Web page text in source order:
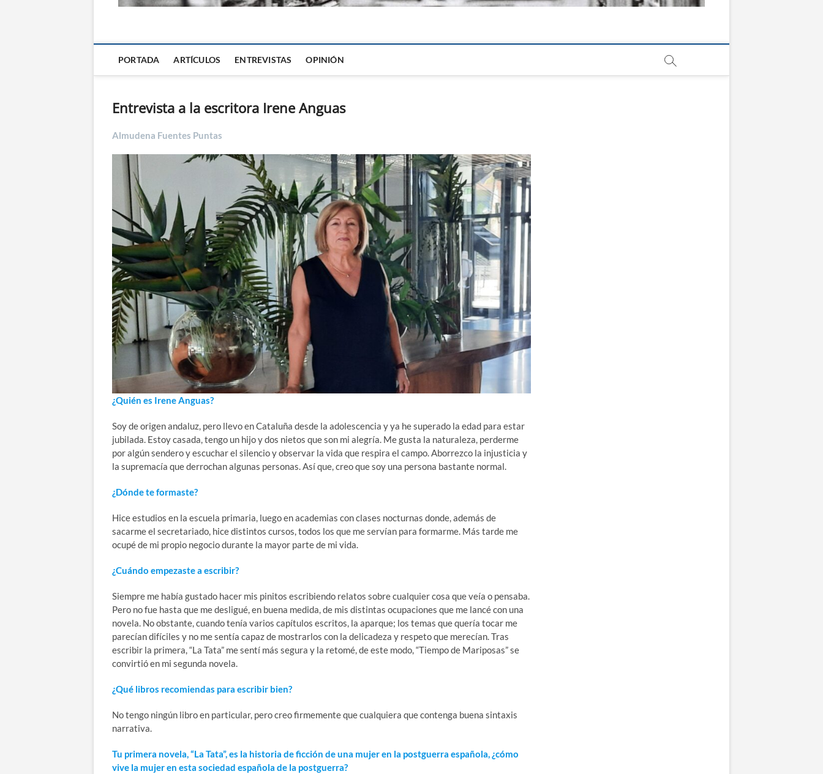
PORTADA ARTÍCULOS ENTREVISTAS OPINIÓN
Entrevista a la escritora Irene Anguas
Almudena Fuentes Puntas
¿Quién es Irene Anguas?
Soy de origen andaluz, pero llevo en Cataluña desde la adolescencia y ya he superado la edad para estar
jubilada. Estoy casada, tengo un hijo y dos nietos que son mi alegría. Me gusta la naturaleza, perderme
por algún sendero y escuchar el silencio y observar la vida que respira el campo. Aborrezco la injusticia y
la supremacía que derrochan algunas personas. Así que, creo que soy una persona bastante normal.
¿Dónde te formaste?
Hice estudios en la escuela primaria, luego en academias con clases nocturnas donde, además de
sacarme el secretariado, hice distintos cursos, todos los que me servían para formarme. Más tarde me
ocupé de mi propio negocio durante la mayor parte de mi vida.
¿Cuándo empezaste a escribir?
Siempre me había gustado hacer mis pinitos escribiendo relatos sobre cualquier cosa que veía o pensaba.
Pero no fue hasta que me desligué, en buena medida, de mis distintas ocupaciones que me lancé con una
novela. No obstante, cuando tenía varios capítulos escritos, la aparque; los temas que quería tocar me
parecían difíciles y no me sentía capaz de mostrarlos con la delicadeza y respeto que merecían. Tras
escribir la primera, “La Tata” me sentí más segura y la retomé, de este modo, “Tiempo de Mariposas” se
convirtió en mi segunda novela.
¿Qué libros recomiendas para escribir bien?
No tengo ningún libro en particular, pero creo firmemente que cualquiera que contenga buena sintaxis
narrativa.
Tu primera novela, “La Tata”, es la historia de ficción de una mujer en la postguerra española, ¿cómo
vive la mujer en esta sociedad española de la postguerra?